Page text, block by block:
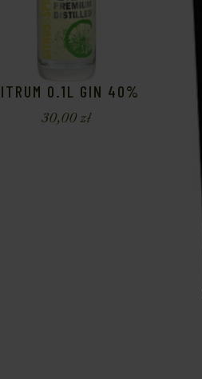
0.1L GIN 40%
30,00zł